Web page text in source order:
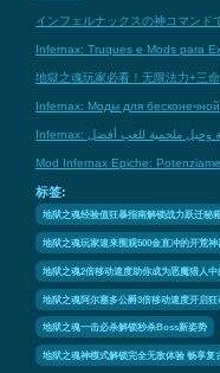
インフェルナックスの神コマンド
Infernax: Truques e Mods para
地獄之魂玩家必看！无限法力+三
Infernax: Моды для
Mod Infernax Epiche:
标签:
地狱之魂经验值狂暴指南解锁战力跃迁秘
地狱之魂玩家速来围观500金直冲的开荒神
地狱之魂2倍移动速度助你成为恶魔猎人中
地狱之魂阿尔塞多公爵3倍移动速度开启
地狱之魂一击必杀解锁秒杀Boss新姿势
地狱之魂神模式解锁完全无敌体验 畅享复